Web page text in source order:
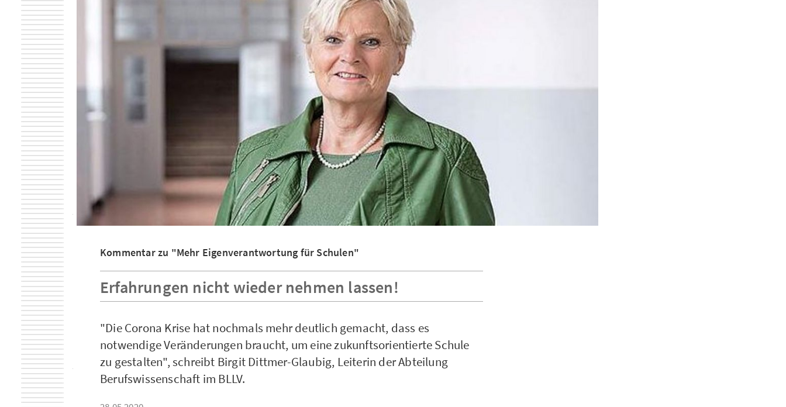
Kommentar zu "Mehr Eigenverantwortung für Schulen"
Erfahrungen nicht wieder nehmen lassen!
"Die Corona Krise hat nochmals mehr deutlich gemacht, dass es
notwendige Veränderungen braucht, um eine zukunftsorientierte Schule
zu gestalten", schreibt Birgit Dittmer-Glaubig, Leiterin der Abteilung
Berufswissenschaft im BLLV.